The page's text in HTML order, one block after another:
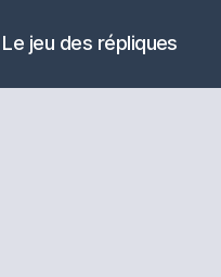
Le jeu des répliques